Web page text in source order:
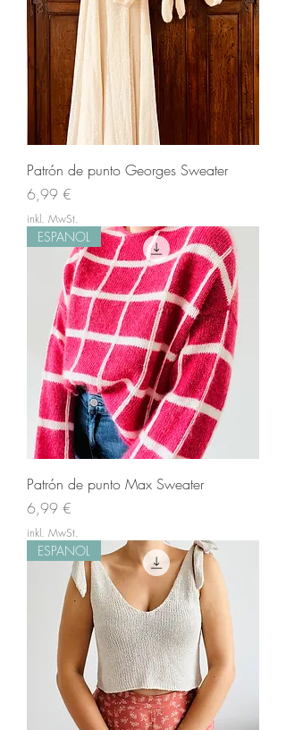
Patrón de punto Georges Sweater
Preis
6,99 €
inkl. MwSt.
ESPANOL
Patrón de punto Max Sweater
Preis
6,99 €
inkl. MwSt.
ESPANOL